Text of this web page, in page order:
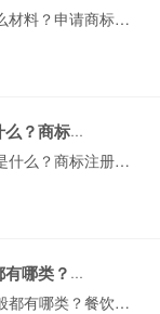
商标注册申请需要什么材料？申请商标需要多长时间？众所周知，在商标注册申请过程中，申请人是很痛苦的，花费的时间比较长，还存在被驳回、被异议的风险，导···
商标注册申请的程序是什么？商标注册需要提供哪些资料？
商标注册申请的程序是什么？商标注册需要提供哪些资料？在申请注册商标的过程中，我们需要按照法定程序提交材料。同时，需要对商标注册流程有一定的了解，这···
餐饮企业注册商标一般都有哪类？餐饮商标侵权如何认定？
餐饮企业注册商标一般都有哪类？餐饮商标侵权如何认定？注册商标时，需要对商标类别有一定的了解，但是，事实上，许多人不知道餐饮商标的注册类别。如果对商···